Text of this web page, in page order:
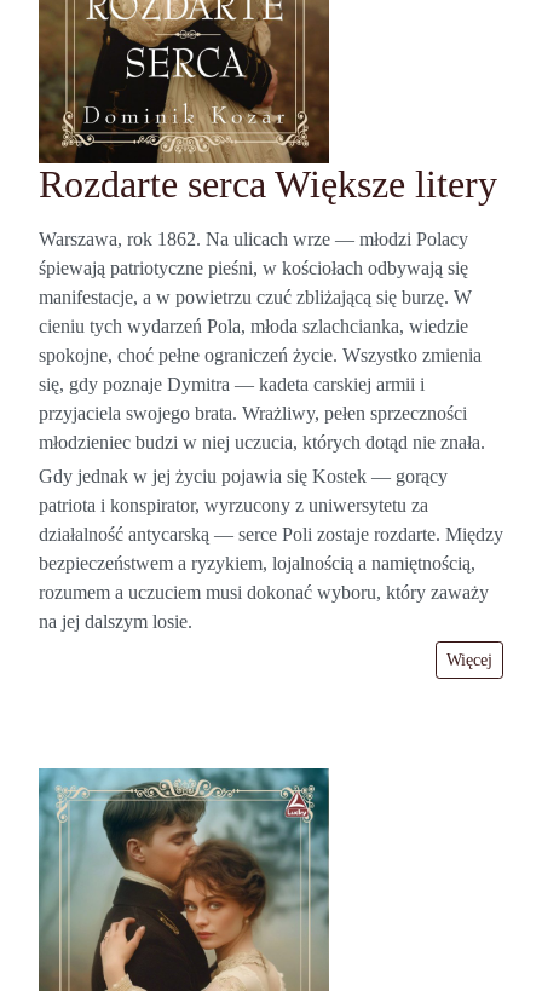
Rozdarte serca Większe litery
Warszawa, rok 1862. Na ulicach wrze — młodzi Polacy
śpiewają patriotyczne pieśni, w kościołach odbywają się
manifestacje, a w powietrzu czuć zbliżającą się burzę. W
cieniu tych wydarzeń Pola, młoda szlachcianka, wiedzie
spokojne, choć pełne ograniczeń życie. Wszystko zmienia
się, gdy poznaje Dymitra — kadeta carskiej armii i
przyjaciela swojego brata. Wrażliwy, pełen sprzeczności
młodzieniec budzi w niej uczucia, których dotąd nie znała.
Gdy jednak w jej życiu pojawia się Kostek — gorący
patriota i konspirator, wyrzucony z uniwersytetu za
działalność antycarską — serce Poli zostaje rozdarte. Między
bezpieczeństwem a ryzykiem, lojalnością a namiętnością,
rozumem a uczuciem musi dokonać wyboru, który zaważy
na jej dalszym losie.
Więcej